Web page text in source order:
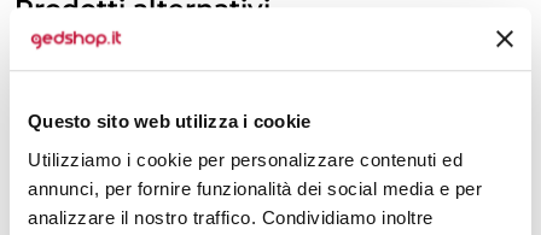
Questo sito web utilizza i cookie
Utilizziamo i cookie per personalizzare contenuti ed
annunci, per fornire funzionalità dei social media e per
analizzare il nostro traffico. Condividiamo inoltre
Prodotti alternativi